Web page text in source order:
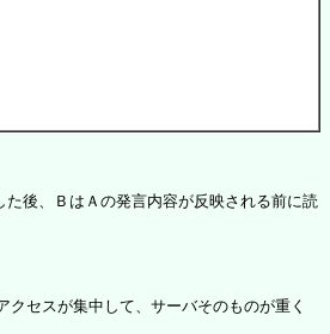
後、ＢはＡの発言内容が反映される前に読
セスが集中して、サーバそのものが重く